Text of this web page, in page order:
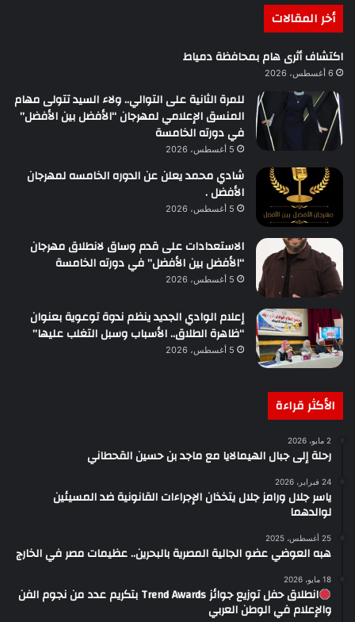
أخر المقالات
اكتشاف أثرى هام بمحافظة دمياط
6 أغسطس، 2026
للمرة الثانية على التوالي.. ولاء السيد تتولى مهام
المنسق الإعلامي لمهرجان “الأفضل بين الأفضل”
في دورته الخامسة
5 أغسطس، 2026
شادي محمد يعلن عن الدوره الخامسه لمهرجان
الأفضل .
5 أغسطس، 2026
الاستعدادات على قدم وساق لانطلاق مهرجان
“الأفضل بين الأفضل” في دورته الخامسة
5 أغسطس، 2026
إعلام الوادي الجديد ينظم ندوة توعوية بعنوان
“ظاهرة الطلاق.. الأسباب وسبل التغلب عليها”
5 أغسطس، 2026
الأكثر قراءة
2 مايو، 2026
رحلة إلى جبال الهيمالايا مع ماجد بن حسين القحطاني
24 فبراير، 2026
ياسر جلال ورامز جلال يتخذان الإجراءات القانونية ضد المسيئين
لوالدهما
25 أغسطس، 2025
هبه العوضي عضو الجالية المصرية بالبحرين.. عظيمات مصر في الخارج
18 مايو، 2026
انطلاق حفل توزيع جوائز Trend Awards بتكريم عدد من نجوم الفن
والإعلام في الوطن العربي